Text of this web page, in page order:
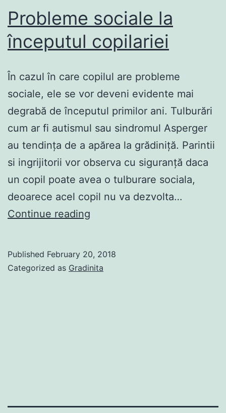
Probleme sociale la
începutul copilariei
În cazul în care copilul are probleme
sociale, ele se vor deveni evidente mai
degrabă de începutul primilor ani. Tulburări
cum ar fi autismul sau sindromul Asperger
au tendința de a apărea la grădiniță. Parintii
si ingrijitorii vor observa cu siguranță daca
un copil poate avea o tulburare sociala,
deoarece acel copil nu va dezvolta…
Continue reading
începutul
Published February 20, 2018
Categorized as Gradinita